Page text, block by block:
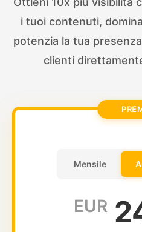
i tuoi contenuti,
potenzia la tua
clienti
Mensile
EUR